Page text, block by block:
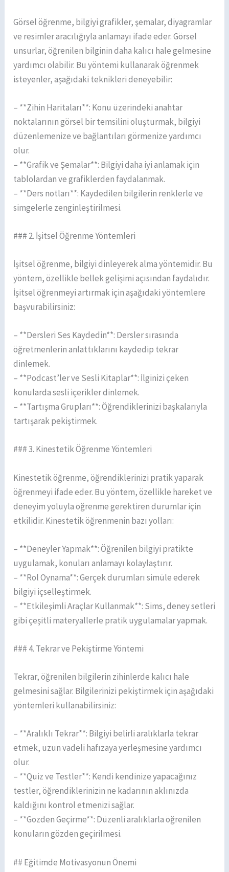
Görsel öğrenme, bilgiyi grafikler, şemalar, diyagramlar
ve resimler aracılığıyla anlamayı ifade eder. Görsel
unsurlar, öğrenilen bilginin daha kalıcı hale gelmesine
yardımcı olabilir. Bu yöntemi kullanarak öğrenmek
isteyenler, aşağıdaki teknikleri deneyebilir:
– **Zihin Haritaları**: Konu üzerindeki anahtar
noktalarının görsel bir temsilini oluşturmak, bilgiyi
düzenlemenize ve bağlantıları görmenize yardımcı
olur.
– **Grafik ve Şemalar**: Bilgiyi daha iyi anlamak için
tablolardan ve grafiklerden faydalanmak.
– **Ders notları**: Kaydedilen bilgilerin renklerle ve
simgelerle zenginleştirilmesi.
### 2. İşitsel Öğrenme Yöntemleri
İşitsel öğrenme, bilgiyi dinleyerek alma yöntemidir. Bu
yöntem, özellikle bellek gelişimi açısından faydalıdır.
İşitsel öğrenmeyi artırmak için aşağıdaki yöntemlere
başvurabilirsiniz:
– **Dersleri Ses Kaydedin**: Dersler sırasında
öğretmenlerin anlattıklarını kaydedip tekrar
dinlemek.
– **Podcast’ler ve Sesli Kitaplar**: İlginizi çeken
konularda sesli içerikler dinlemek.
– **Tartışma Grupları**: Öğrendiklerinizi başkalarıyla
tartışarak pekiştirmek.
### 3. Kinestetik Öğrenme Yöntemleri
Kinestetik öğrenme, öğrendiklerinizi pratik yaparak
öğrenmeyi ifade eder. Bu yöntem, özellikle hareket ve
deneyim yoluyla öğrenme gerektiren durumlar için
etkilidir. Kinestetik öğrenmenin bazı yolları:
– **Deneyler Yapmak**: Öğrenilen bilgiyi pratikte
uygulamak, konuları anlamayı kolaylaştırır.
– **Rol Oynama**: Gerçek durumları simüle ederek
bilgiyi içselleştirmek.
– **Etkileşimli Araçlar Kullanmak**: Sims, deney setleri
gibi çeşitli materyallerle pratik uygulamalar yapmak.
### 4. Tekrar ve Pekiştirme Yöntemi
Tekrar, öğrenilen bilgilerin zihinlerde kalıcı hale
gelmesini sağlar. Bilgilerinizi pekiştirmek için aşağıdaki
yöntemleri kullanabilirsiniz:
– **Aralıklı Tekrar**: Bilgiyi belirli aralıklarla tekrar
etmek, uzun vadeli hafızaya yerleşmesine yardımcı
olur.
– **Quiz ve Testler**: Kendi kendinize yapacağınız
testler, öğrendiklerinizin ne kadarının aklınızda
kaldığını kontrol etmenizi sağlar.
– **Gözden Geçirme**: Düzenli aralıklarla öğrenilen
konuların gözden geçirilmesi.
## Eğitimde Motivasyonun Önemi